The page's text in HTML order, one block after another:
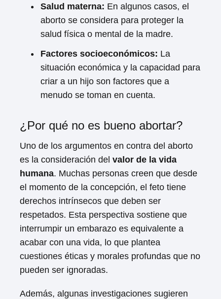
Salud materna: En algunos casos, el
aborto se considera para proteger la
salud física o mental de la madre.
Factores socioeconómicos: La
situación económica y la capacidad para
criar a un hijo son factores que a
menudo se toman en cuenta.
¿Por qué no es bueno abortar?
Uno de los argumentos en contra del aborto
es la consideración del valor de la vida
humana. Muchas personas creen que desde
el momento de la concepción, el feto tiene
derechos intrínsecos que deben ser
respetados. Esta perspectiva sostiene que
interrumpir un embarazo es equivalente a
acabar con una vida, lo que plantea
cuestiones éticas y morales profundas que no
pueden ser ignoradas.
Además, algunas investigaciones sugieren